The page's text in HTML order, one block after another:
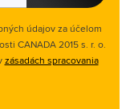
údajov za účelom
CANADA 2015 s. r. o.
zásadách spracovania